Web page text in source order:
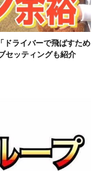
ドライバーで飛ばすため
セッティングも紹介